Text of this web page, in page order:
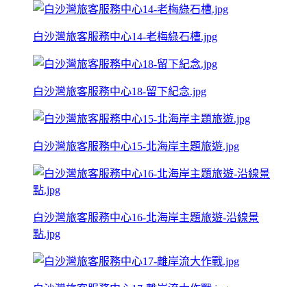
白沙灣旅客服務中心14-老梅綠石槽.jpg
白沙灣旅客服務中心18-留下紀念.jpg
白沙灣旅客服務中心15-北海岸主題旅遊.jpg
白沙灣旅客服務中心16-北海岸主題旅遊-沿線景
點.jpg